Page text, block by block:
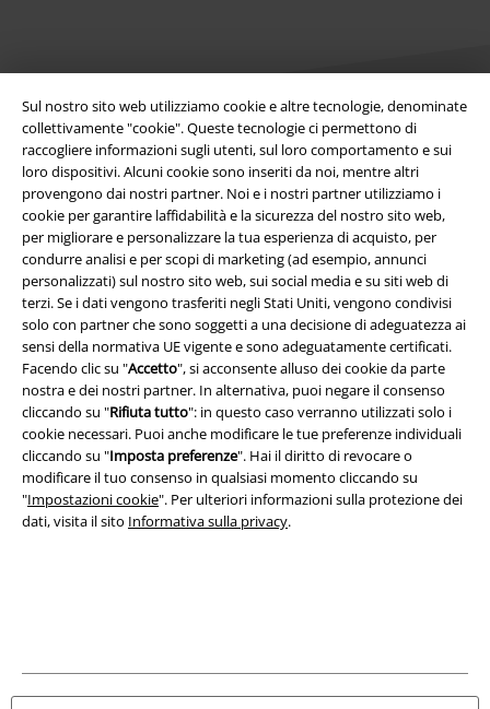
Sul nostro sito web utilizziamo cookie e altre tecnologie, denominate
collettivamente "cookie". Queste tecnologie ci permettono di
raccogliere informazioni sugli utenti, sul loro comportamento e sui
loro dispositivi. Alcuni cookie sono inseriti da noi, mentre altri
provengono dai nostri partner. Noi e i nostri partner utilizziamo i
cookie per garantire laffidabilità e la sicurezza del nostro sito web,
per migliorare e personalizzare la tua esperienza di acquisto, per
condurre analisi e per scopi di marketing (ad esempio, annunci
personalizzati) sul nostro sito web, sui social media e su siti web di
terzi. Se i dati vengono trasferiti negli Stati Uniti, vengono condivisi
solo con partner che sono soggetti a una decisione di adeguatezza ai
sensi della normativa UE vigente e sono adeguatamente certificati.
Facendo clic su "Accetto", si acconsente alluso dei cookie da parte
nostra e dei nostri partner. In alternativa, puoi negare il consenso
cliccando su "Rifiuta tutto": in questo caso verranno utilizzati solo i
cookie necessari. Puoi anche modificare le tue preferenze individuali
cliccando su "Imposta preferenze". Hai il diritto di revocare o
modificare il tuo consenso in qualsiasi momento cliccando su
"Impostazioni cookie". Per ulteriori informazioni sulla protezione dei
dati, visita il sito Informativa sulla privacy.
Info legali
Termini & Condizioni
Redazione
Legge sulla Privacy
Smaltimento rifiuti e protezione dell’ambiente
Dichiarazione di Conformità
Informazioni sull'accessibilità
Impostazioni cookie